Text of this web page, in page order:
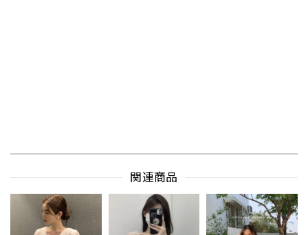
関連商品